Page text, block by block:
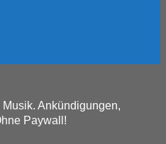
Musik. Ankündigungen,
Paywall!